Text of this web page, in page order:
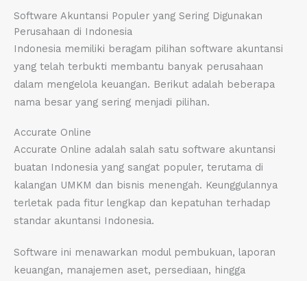
Software Akuntansi Populer yang Sering Digunakan
Perusahaan di Indonesia
Indonesia memiliki beragam pilihan software akuntansi
yang telah terbukti membantu banyak perusahaan
dalam mengelola keuangan. Berikut adalah beberapa
nama besar yang sering menjadi pilihan.
Accurate Online
Accurate Online adalah salah satu software akuntansi
buatan Indonesia yang sangat populer, terutama di
kalangan UMKM dan bisnis menengah. Keunggulannya
terletak pada fitur lengkap dan kepatuhan terhadap
standar akuntansi Indonesia.
Software ini menawarkan modul pembukuan, laporan
keuangan, manajemen aset, persediaan, hingga